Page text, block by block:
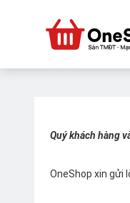
Quý khách hàng
OneShop xin gửi